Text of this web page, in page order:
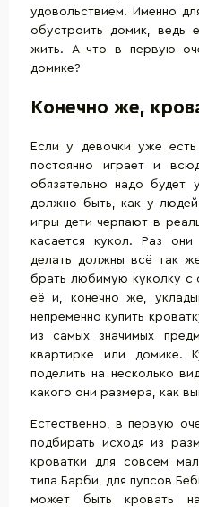
удовольствием. Именно
обустроить домик, ведь
жить. А что в первую
домике?
Конечно же,
Если у девочки уже
постоянно играет и
обязательно надо будет
должно быть, как у
игры дети черпают в
касается кукол. Раз
делать должны всё так
брать любимую куколку с
её и, конечно же,
непременно купить
из самых значимых
квартирке или домике.
поделить на несколько
какого они размера, как
Естественно, в первую
подбирать исходя из
кроватки для совсем
типа Барби, для пупсов
может быть кровать